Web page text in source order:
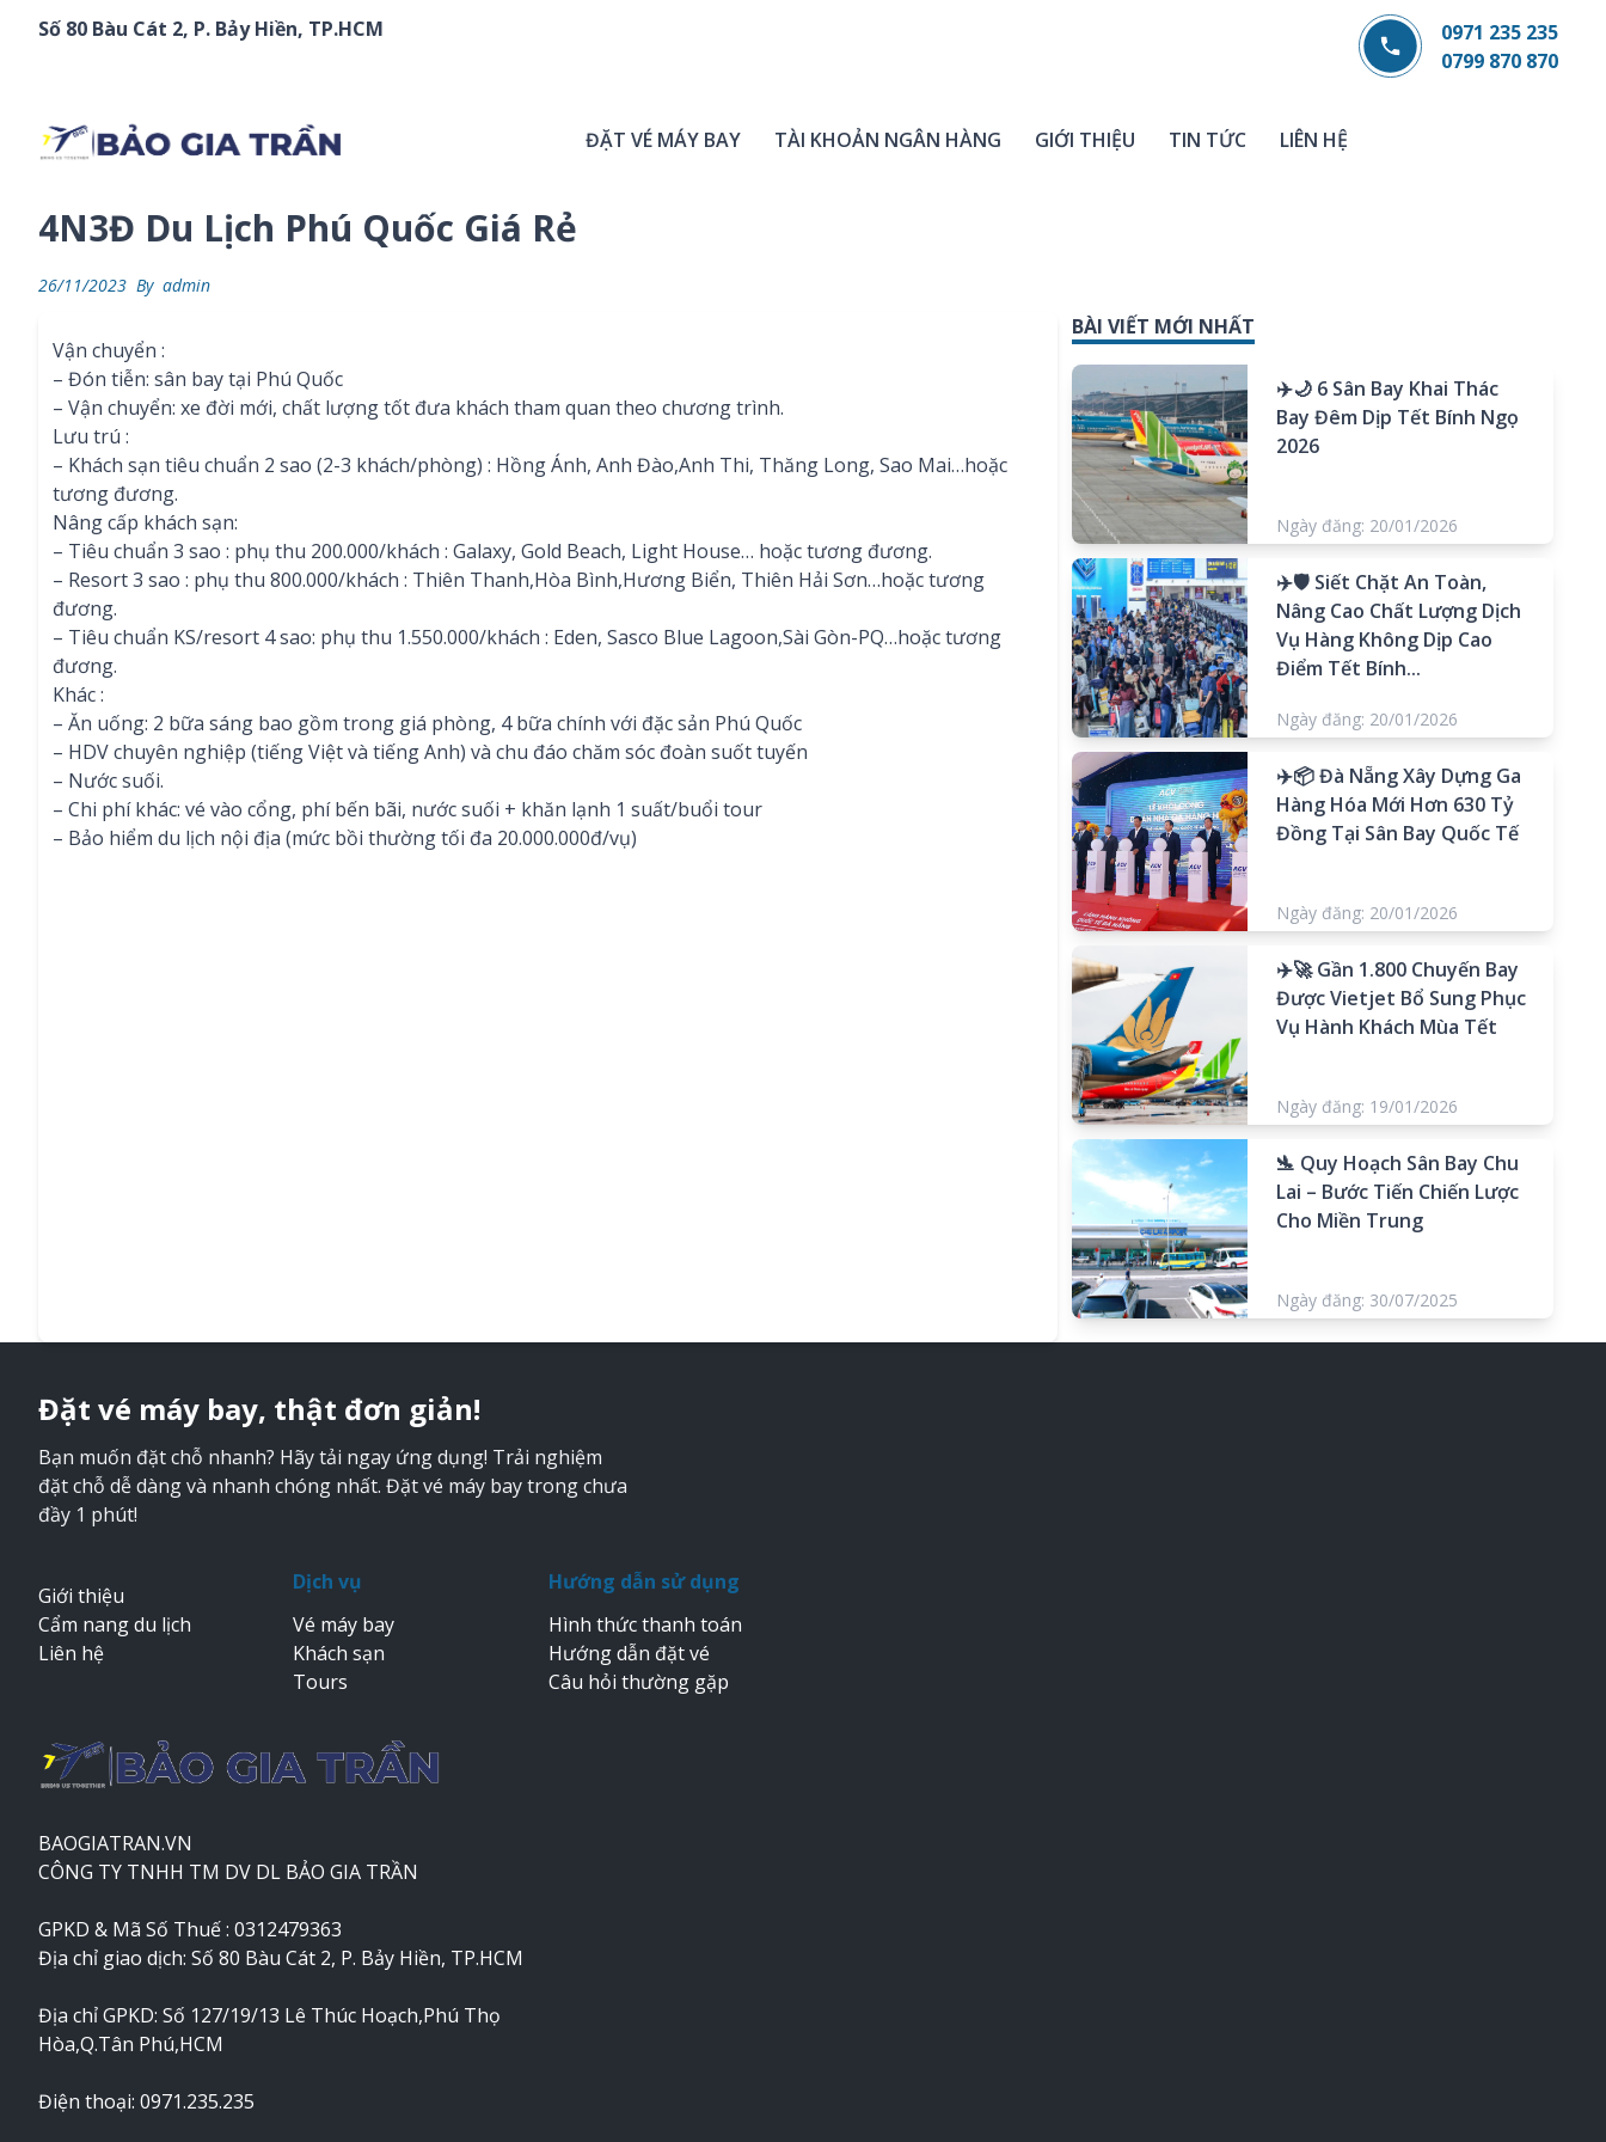
Chuyển đến phần nội dung
Số 80 Bàu Cát 2, P. Bảy Hiền, TP.HCM
0971 235 235
0799 870 870
ĐẶT VÉ MÁY BAY TÀI KHOẢN NGÂN HÀNG GIỚI THIỆU TIN TỨC LIÊN HỆ
4N3Đ Du Lịch Phú Quốc Giá Rẻ
26/11/2023 By admin
Vận chuyển :
– Đón tiễn: sân bay tại Phú Quốc
– Vận chuyển: xe đời mới, chất lượng tốt đưa khách tham quan theo chương trình.
Lưu trú :
– Khách sạn tiêu chuẩn 2 sao (2-3 khách/phòng) : Hồng Ánh, Anh Đào,Anh Thi, Thăng Long, Sao Mai…hoặc
tương đương.
Nâng cấp khách sạn:
– Tiêu chuẩn 3 sao : phụ thu 200.000/khách : Galaxy, Gold Beach, Light House… hoặc tương đương.
– Resort 3 sao : phụ thu 800.000/khách : Thiên Thanh,Hòa Bình,Hương Biển, Thiên Hải Sơn…hoặc tương
đương.
– Tiêu chuẩn KS/resort 4 sao: phụ thu 1.550.000/khách : Eden, Sasco Blue Lagoon,Sài Gòn-PQ…hoặc tương
đương.
Khác :
– Ăn uống: 2 bữa sáng bao gồm trong giá phòng, 4 bữa chính với đặc sản Phú Quốc
– HDV chuyên nghiệp (tiếng Việt và tiếng Anh) và chu đáo chăm sóc đoàn suốt tuyến
– Nước suối.
– Chi phí khác: vé vào cổng, phí bến bãi, nước suối + khăn lạnh 1 suất/buổi tour
– Bảo hiểm du lịch nội địa (mức bồi thường tối đa 20.000.000đ/vụ)
BÀI VIẾT MỚI NHẤT
✈️🌙 6 Sân Bay Khai Thác
Bay Đêm Dịp Tết Bính Ngọ
2026
Ngày đăng: 20/01/2026
✈️🛡️ Siết Chặt An Toàn,
Nâng Cao Chất Lượng Dịch
Vụ Hàng Không Dịp Cao
Điểm Tết Bính...
Ngày đăng: 20/01/2026
✈️📦 Đà Nẵng Xây Dựng Ga
Hàng Hóa Mới Hơn 630 Tỷ
Đồng Tại Sân Bay Quốc Tế
Ngày đăng: 20/01/2026
✈️🚀 Gần 1.800 Chuyến Bay
Được Vietjet Bổ Sung Phục
Vụ Hành Khách Mùa Tết
Ngày đăng: 19/01/2026
🛬 Quy Hoạch Sân Bay Chu
Lai – Bước Tiến Chiến Lược
Cho Miền Trung
Ngày đăng: 30/07/2025
Đặt vé máy bay, thật đơn giản!
Bạn muốn đặt chỗ nhanh? Hãy tải ngay ứng dụng! Trải nghiệm
đặt chỗ dễ dàng và nhanh chóng nhất. Đặt vé máy bay trong chưa
đầy 1 phút!
Giới thiệu
Cẩm nang du lịch
Liên hệ
Dịch vụ
Vé máy bay
Khách sạn
Tours
Hướng dẫn sử dụng
Hình thức thanh toán
Hướng dẫn đặt vé
Câu hỏi thường gặp
BAOGIATRAN.VN
CÔNG TY TNHH TM DV DL BẢO GIA TRẦN
GPKD & Mã Số Thuế : 0312479363
Địa chỉ giao dịch: Số 80 Bàu Cát 2, P. Bảy Hiền, TP.HCM
Địa chỉ GPKD: Số 127/19/13 Lê Thúc Hoạch,Phú Thọ
Hòa,Q.Tân Phú,HCM
Điện thoại: 0971.235.235